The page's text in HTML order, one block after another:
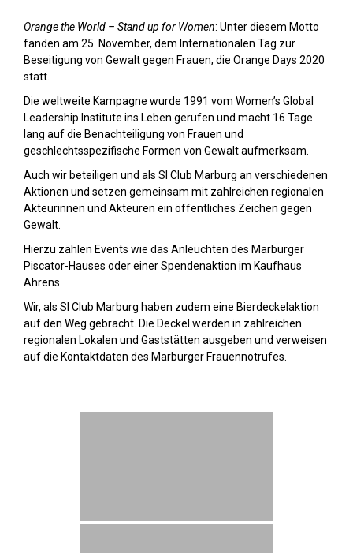
Orange the World – Stand up for Women: Unter diesem Motto
fanden am 25. November, dem Internationalen Tag zur
Beseitigung von Gewalt gegen Frauen, die Orange Days 2020
statt.
Die weltweite Kampagne wurde 1991 vom Women’s Global
Leadership Institute ins Leben gerufen und macht 16 Tage
lang auf die Benachteiligung von Frauen und
geschlechtsspezifische Formen von Gewalt aufmerksam.
Auch wir beteiligen und als SI Club Marburg an verschiedenen
Aktionen und setzen gemeinsam mit zahlreichen regionalen
Akteurinnen und Akteuren ein öffentliches Zeichen gegen
Gewalt.
Hierzu zählen Events wie das Anleuchten des Marburger
Piscator-Hauses oder einer Spendenaktion im Kaufhaus
Ahrens.
Wir, als SI Club Marburg haben zudem eine Bierdeckelaktion
auf den Weg gebracht. Die Deckel werden in zahlreichen
regionalen Lokalen und Gaststätten ausgeben und verweisen
auf die Kontaktdaten des Marburger Frauennotrufes.